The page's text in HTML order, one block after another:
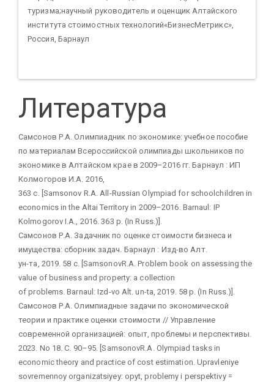
туризма;научный руководитель и оценщик Алтайского
института стоимостных технологий«БизнесМетрикс»,
Россия, Барнаул
Литература
Самсонов Р.А. Олимпиадник по экономике: учебное пособие
по материалам Всероссийской олимпиады школьников по
экономике в Алтайском крае в 2009–2016 гг. Барнаул : ИП
Колмогоров И.А. 2016,
363 с. [Samsonov R.A. All-Russian Olympiad for schoolchildren in
economics in the Altai Territory in 2009–2016. Barnaul: IP
Kolmogorov I.A., 2016. 363 p. (In Russ.)].
Самсонов Р.А. Задачник по оценке стоимости бизнеса и
имущества: сборник задач. Барнаул : Изд-во Алт.
ун-та, 2019. 58 с. [SamsonovR.A. Problem book on assessing the
value of business and property: a collection
of problems. Barnaul: Izd-vo Alt. un-ta, 2019. 58 p. (In Russ.)].
Самсонов Р.А. Олимпиадные задачи по экономической
теории и практике оценки стоимости // Управление
современной организацией: опыт, проблемы и перспективы.
2023. No 18. С. 90–95. [SamsonovR.A. Olympiad tasks in
economic theory and practice of cost estimation. Upravleniye
sovremennoy organizatsiyey: opyt, problemy i perspektivy =